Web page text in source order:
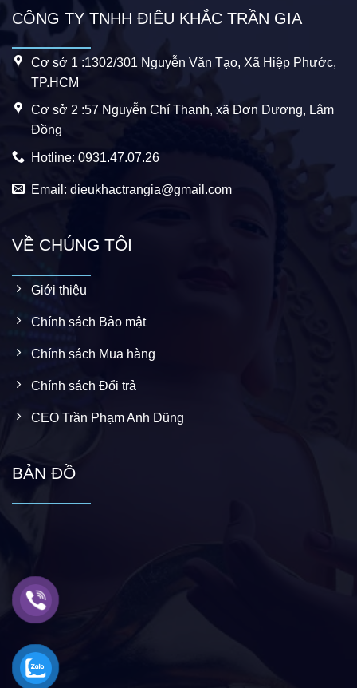
CÔNG TY TNHH ĐIÊU KHẮC TRẦN GIA
Cơ sở 1 :1302/301 Nguyễn Văn Tạo, Xã Hiệp Phước,
TP.HCM
Cơ sở 2 :57 Nguyễn Chí Thanh, xã Đơn Dương, Lâm
Đồng
Hotline: 0931.47.07.26
Email: dieukhactrangia@gmail.com
VỀ CHÚNG TÔI
Giới thiệu
Chính sách Bảo mật
Chính sách Mua hàng
Chính sách Đổi trả
CEO Trần Phạm Anh Dũng
BẢN ĐỒ